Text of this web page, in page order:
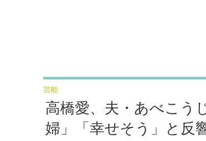
高橋愛、夫・あべこう
婦」「幸せそう」と反
芸能